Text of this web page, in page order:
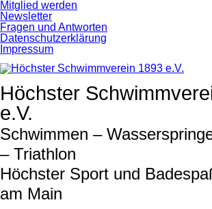
Navigation
überspringen
Mitglied werden
Newsletter
Fragen und Antworten
Datenschutzerklärung
Impressum
Höchster
e.V.
Schwimmen –
– Triathlon
Höchster Sport und
am Main